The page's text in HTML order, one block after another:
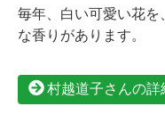
毎年、白い可愛い花
な香りがあります。
村越道子さんの詳